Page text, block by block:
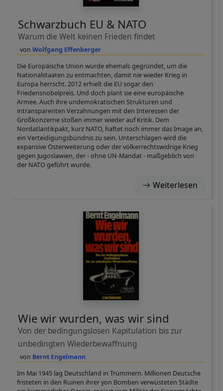
Wolfgang Effenberger
Schwarzbuch EU & NATO
Warum die Welt keinen Frieden findet
Die Europäische Union wurde ehemals gegründet, um die
Nationalstaaten zu entmachten, damit nie wieder Krieg in
Europa herrscht. 2012 erhielt die EU sogar den
Friedensnobelpreis. Und doch plant sie eine europäische
Armee. Auch ihre undemokratischen Strukturen und
intransparenten Verzahnungen mit den Interessen der
Großkonzerne stoßen immer wieder auf Kritik. Dem
Nordatlantikpakt, kurz NATO, haftet noch immer das Image an,
ein Verteidigungsbündnis zu sein. Unterschlagen wird die
expansive Osterweiterung oder der völkerrechtswidrige Krieg
gegen Jugoslawien, der - ohne UN-Mandat - maßgeblich von
der NATO geführt wurde.
Weiterlesen
Bernt Engelmann
Wie wir wurden, was wir sind
Von der bedingungslosen Kapitulation bis zur
unbedingten Wiederbewaffnung
Im Mai 1945 lag Deutschland in Trümmern. Millionen Deutsche
fristeten in den Ruinen ihrer yon Bomben verwüsteten Städte